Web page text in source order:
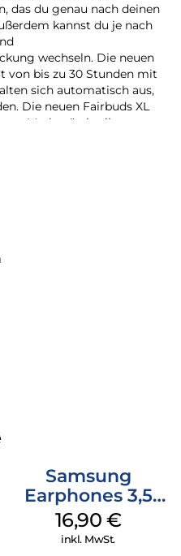
das du genau nach deinen
kannst du je nach
wechseln. Die neuen
von bis zu 30 Stunden mit
sich automatisch aus,
Die neuen Fairbuds XL
Markenästhetik von
(einschließlich des
sie fairer denn je, da sie
enthalten, darunter
und 100 % recycelte
Die neuen Fairbuds XL
Energie hergestellt und
Sie sind in zwei
eine dreijährige
Hol dir die neuen
und langlebiges Design.
Samsung
Earphones 3,5
mm Schwarz
16,90 €
inkl. MwSt.